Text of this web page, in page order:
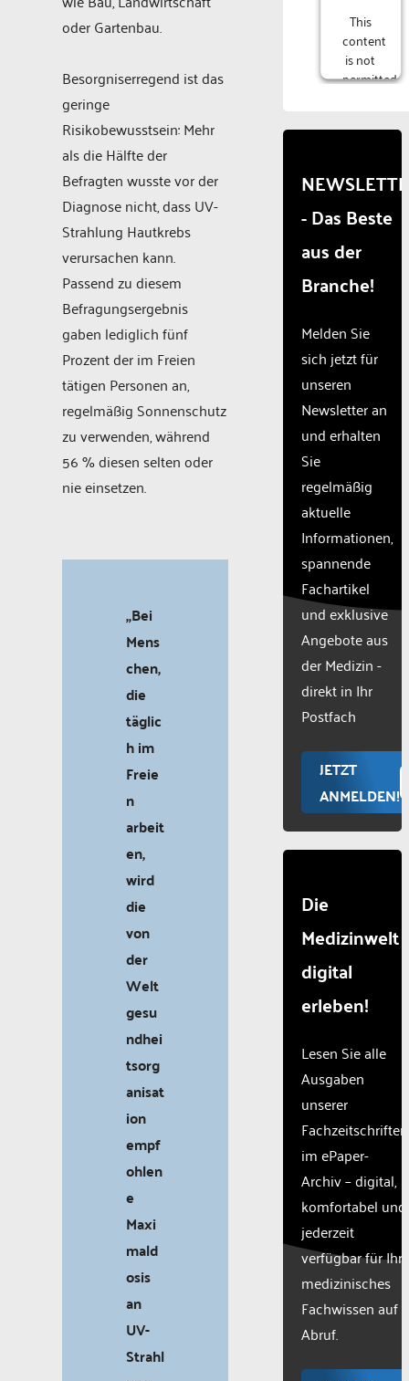
oder Gartenbau.
Besorgniserregend ist das
geringe
Risikobewusstsein: Mehr
als die Hälfte der
Befragten wusste vor der
Diagnose nicht, dass UV-
Strahlung Hautkrebs
verursachen kann.
Passend zu diesem
Befragungsergebnis
gaben lediglich fünf
Prozent der im Freien
tätigen Personen an,
regelmäßig Sonnenschutz
zu verwenden, während
56 % diesen selten oder
nie einsetzen.
„Bei
Mens
chen,
die
täglic
h im
Freie
n
arbeit
en,
wird
die
von
der
Welt
gesu
ndhei
tsorg
anisat
ion
empf
ohlen
e
Maxi
mald
osis
an
UV-
Strahl
This
content
is not
permitted
due to
that
are
not
disclosed
to the
The
owner
needs
to
setup
the
site
with
CMP
to add
content
to the
list of
used.
Powered
Consent
- Das Beste
aus der
Branche!
Melden Sie
sich jetzt für
unseren
Newsletter an
und erhalten
Sie
regelmäßig
aktuelle
Informationen,
spannende
Fachartikel
und exklusive
Angebote aus
der Medizin -
direkt in Ihr
Postfach
JETZT
ANMELDEN!
Die
Medizinwelt
digital
erleben!
Lesen Sie alle
Ausgaben
unserer
Fachzeitschriften
im ePaper-
Archiv – digital,
komfortabel und
jederzeit
verfügbar für Ihr
medizinisches
Fachwissen auf
Abruf.